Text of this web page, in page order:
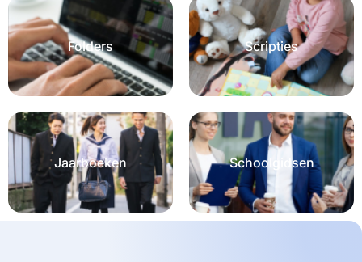
Folders Scripties
Jaarboeken Schoolgidsen